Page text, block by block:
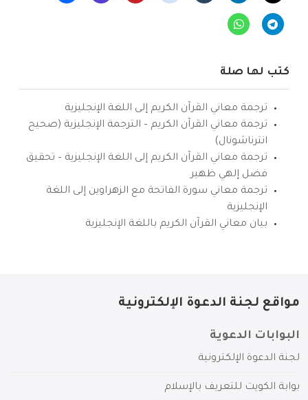
كتب لها صلة
ترجمة معاني القرآن الكريم إلى اللغة الإنجليزية
ترجمة معاني القرآن الكريم – الترجمة الإنجليزية (صحيح
انترناشونال)
ترجمة معاني القرآن الكريم إلى اللغة الإنجليزية – تحقيق
فضل إلهي ظهير
ترجمة معاني سورة الفاتحة مع الزهراوين إلى اللغة
الإنجليزية
بيان معاني القرآن الكريم باللغة الإنجليزية
مواقع لجنة الدعوة الإلكترونية
البوابات الدعوية
لجنة الدعوة الإلكترونية
بوابة الكويت للتعريف بالإسلام